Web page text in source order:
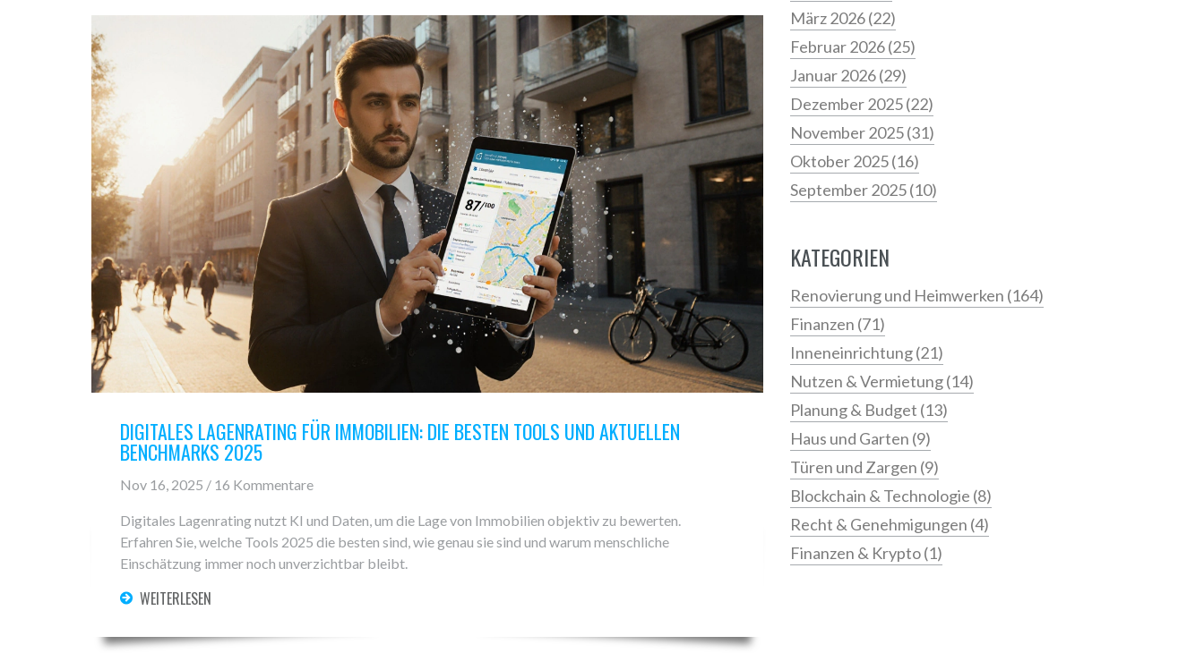
DIGITALES LAGENRATING FÜR IMMOBILIEN: DIE BESTEN TOOLS UND AKTUELLEN
BENCHMARKS 2025
Nov 16, 2025 / 16 Kommentare
Digitales Lagenrating nutzt KI und Daten, um die Lage von Immobilien objektiv zu bewerten.
Erfahren Sie, welche Tools 2025 die besten sind, wie genau sie sind und warum menschliche
Einschätzung immer noch unverzichtbar bleibt.
WEITERLESEN
März 2026(22)
Februar 2026(25)
Januar 2026(29)
Dezember 2025(22)
November 2025(31)
Oktober 2025(16)
September 2025(10)
KATEGORIEN
Renovierung und Heimwerken (164)
Finanzen (71)
Inneneinrichtung(21)
Nutzen & Vermietung(14)
Planung & Budget (13)
Haus und Garten (9)
Türen und Zargen (9)
Blockchain & Technologie (8)
Recht & Genehmigungen (4)
Finanzen & Krypto(1)